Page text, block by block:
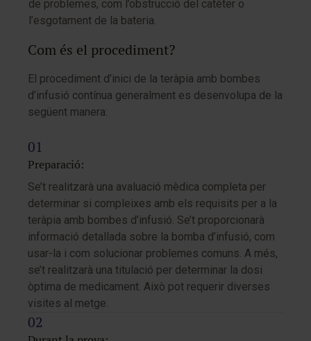
de problemes, com l’obstrucció del catèter o
l’esgotament de la bateria.
Com és el procediment?
El procediment d’inici de la teràpia amb bombes
d’infusió contínua generalment es desenvolupa de la
següent manera:
Preparació:
Se’t realitzarà una avaluació mèdica completa per
determinar si compleixes amb els requisits per a la
teràpia amb bombes d’infusió. Se’t proporcionarà
informació detallada sobre la bomba d’infusió, com
usar-la i com solucionar problemes comuns. A més,
se’t realitzarà una titulació per determinar la dosi
òptima de medicament. Això pot requerir diverses
visites al metge.